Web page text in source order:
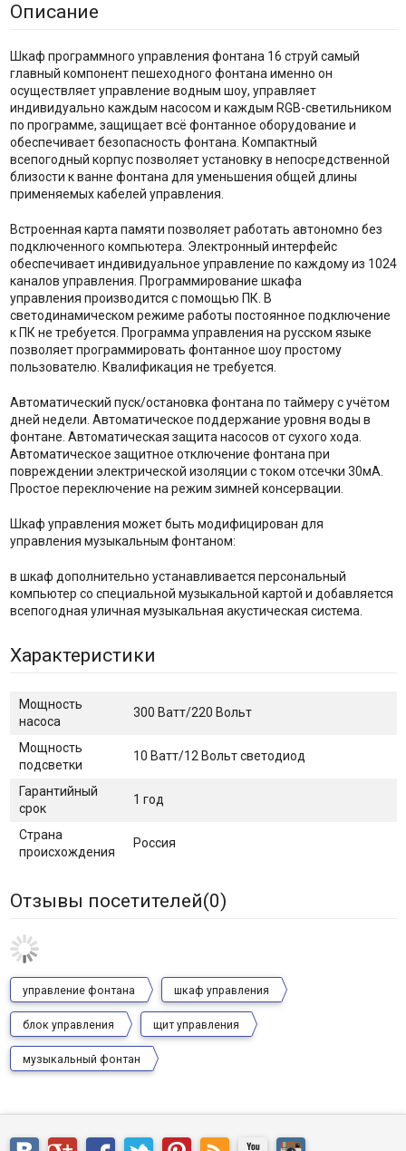
Описание
Шкаф программного управления фонтана 16 струй самый
главный компонент пешеходного фонтана именно он
осуществляет управление водным шоу, управляет
индивидуально каждым насосом и каждым RGB-светильником
по программе, защищает всё фонтанное оборудование и
обеспечивает безопасность фонтана. Компактный
всепогодный корпус позволяет установку в непосредственной
близости к ванне фонтана для уменьшения общей длины
применяемых кабелей управления.
Встроенная карта памяти позволяет работать автономно без
подключенного компьютера. Электронный интерфейс
обеспечивает индивидуальное управление по каждому из 1024
каналов управления. Программирование шкафа
управления производится с помощью ПК. В
светодинамическом режиме работы постоянное подключение
к ПК не требуется. Программа управления на русском языке
позволяет программировать фонтанное шоу простому
пользователю. Квалификация не требуется.
Автоматический пуск/остановка фонтана по таймеру с учётом
дней недели. Автоматическое поддержание уровня воды в
фонтане. Автоматическая защита насосов от сухого хода.
Автоматическое защитное отключение фонтана при
повреждении электрической изоляции с током отсечки 30мА.
Простое переключение на режим зимней консервации.
Шкаф управления может быть модифицирован для
управления музыкальным фонтаном:
в шкаф дополнительно устанавливается персональный
компьютер со специальной музыкальной картой и добавляется
всепогодная уличная музыкальная акустическая система.
Характеристики
Мощность
насоса
300 Ватт/220 Вольт
Мощность
подсветки
10 Ватт/12 Вольт светодиод
Гарантийный
срок
1 год
Страна
происхождения
Россия
Отзывы посетителей(0)
управление фонтана шкаф управления
блок управления щит управления
музыкальный фонтан